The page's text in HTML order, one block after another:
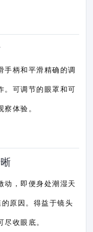
手柄和平滑精确的调
。可调节的眼罩和可
体验。
动，即便身处潮湿天
原因。得益于镜头
收眼底。